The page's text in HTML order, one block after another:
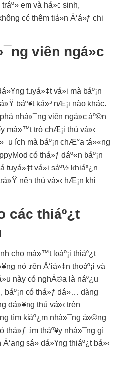
em và há»c sinh,
có thêm tiá»n Ä‘á»ƒ chi
viên ngá»c
tuyá»‡t vá»i mà báº¡n
báº¥t ká»³ nÆ¡i nào khác.
nhá»¯ng viên ngá»c áº©n
má»™t trò chÆ¡i thú vá»‹
ích mà báº¡n chÆ°a tá»«ng
có thá»ƒ dáº«n báº¡n
tuyá»‡t vá»i sáº½ khiáº¿n
nên thú vá»‹ hÆ¡n khi
các thiáº¿t
cho má»™t loáº¡i thiáº¿t
nó trên Ä‘iá»‡n thoáº¡i và
này có nghÄ©a là náº¿u
báº¡n có thá»ƒ dá»… dàng
dá»¥ng thú vá»‹ trên
tìm kiáº¿m nhá»¯ng á»©ng
thá»ƒ tìm tháº¥y nhá»¯ng gì
Ä‘ang sá»­ dá»¥ng thiáº¿t bá»‹